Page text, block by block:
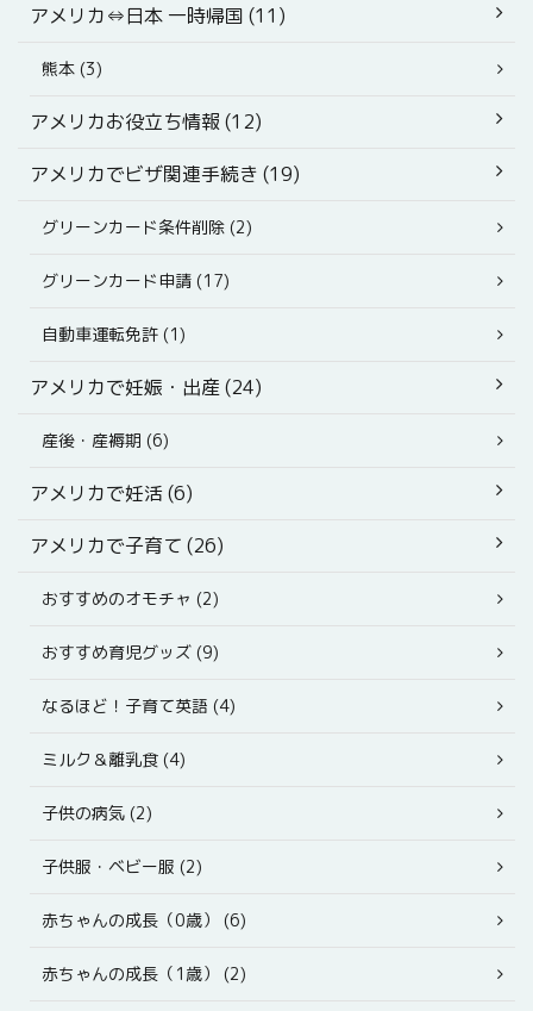
アメリカ⇔日本 一時帰国 (11)
熊本 (3)
アメリカお役立ち情報 (12)
アメリカでビザ関連手続き (19)
グリーンカード条件削除 (2)
グリーンカード申請 (17)
自動車運転免許 (1)
アメリカで妊娠・出産 (24)
産後・産褥期 (6)
アメリカで妊活 (6)
アメリカで子育て (26)
おすすめのオモチャ (2)
おすすめ育児グッズ (9)
なるほど！子育て英語 (4)
ミルク＆離乳食 (4)
子供の病気 (2)
子供服・ベビー服 (2)
赤ちゃんの成長（0歳） (6)
赤ちゃんの成長（1歳） (2)